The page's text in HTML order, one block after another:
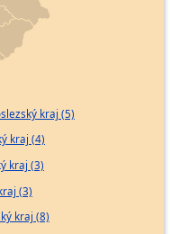
kraj (5)
kraj (4)
kraj (3)
(3)
kraj (8)